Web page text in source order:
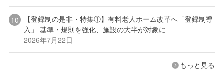
【登録制の是非・特集①】有料老人ホーム改革へ「登録制導
入」 基準・規則を強化、施設の大半が対象に
2026年7月22日
もっと見る